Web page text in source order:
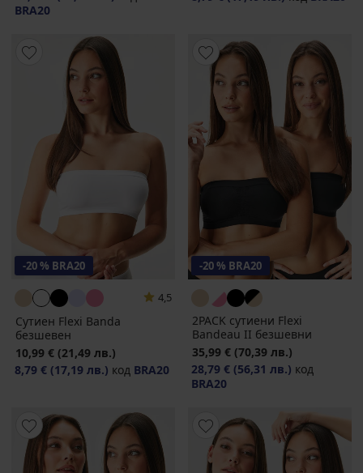
BRA20
-20 % BRA20
4,5
Сутиен Flexi Banda
безшевен
10,99 € (21,49 лв.)
8,79 € (17,19 лв.) код BRA20
-20 % BRA20
2PACK сутиени Flexi
Bandeau II безшевни
35,99 € (70,39 лв.)
28,79 € (56,31 лв.) код
BRA20